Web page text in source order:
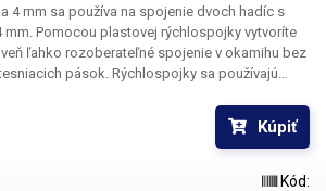
4 mm sa používa na spojenie dvoch hadíc s
vytvoríte
ľahko rozoberateľné spojenie v okamihu bez
pások. Rýchlospojky sa používajú
Lomená spojka má otvor s
k panelu alebo zariadeniu. Výrobok sa
Kúpiť
Kód: